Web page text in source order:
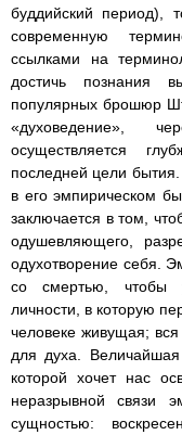
буддийский период),
современную
ссылками на
достичь познания
популярных брошюр
«духоведение»,
осуществляется
последней цели бытия.
в его эмпирическом
заключается в том,
одушевляющего,
одухотворение себя.
со смертью, чтобы
личности, в которую
человеке живущая;
для духа.
которой хочет нас
неразрывной связи
сущностью: